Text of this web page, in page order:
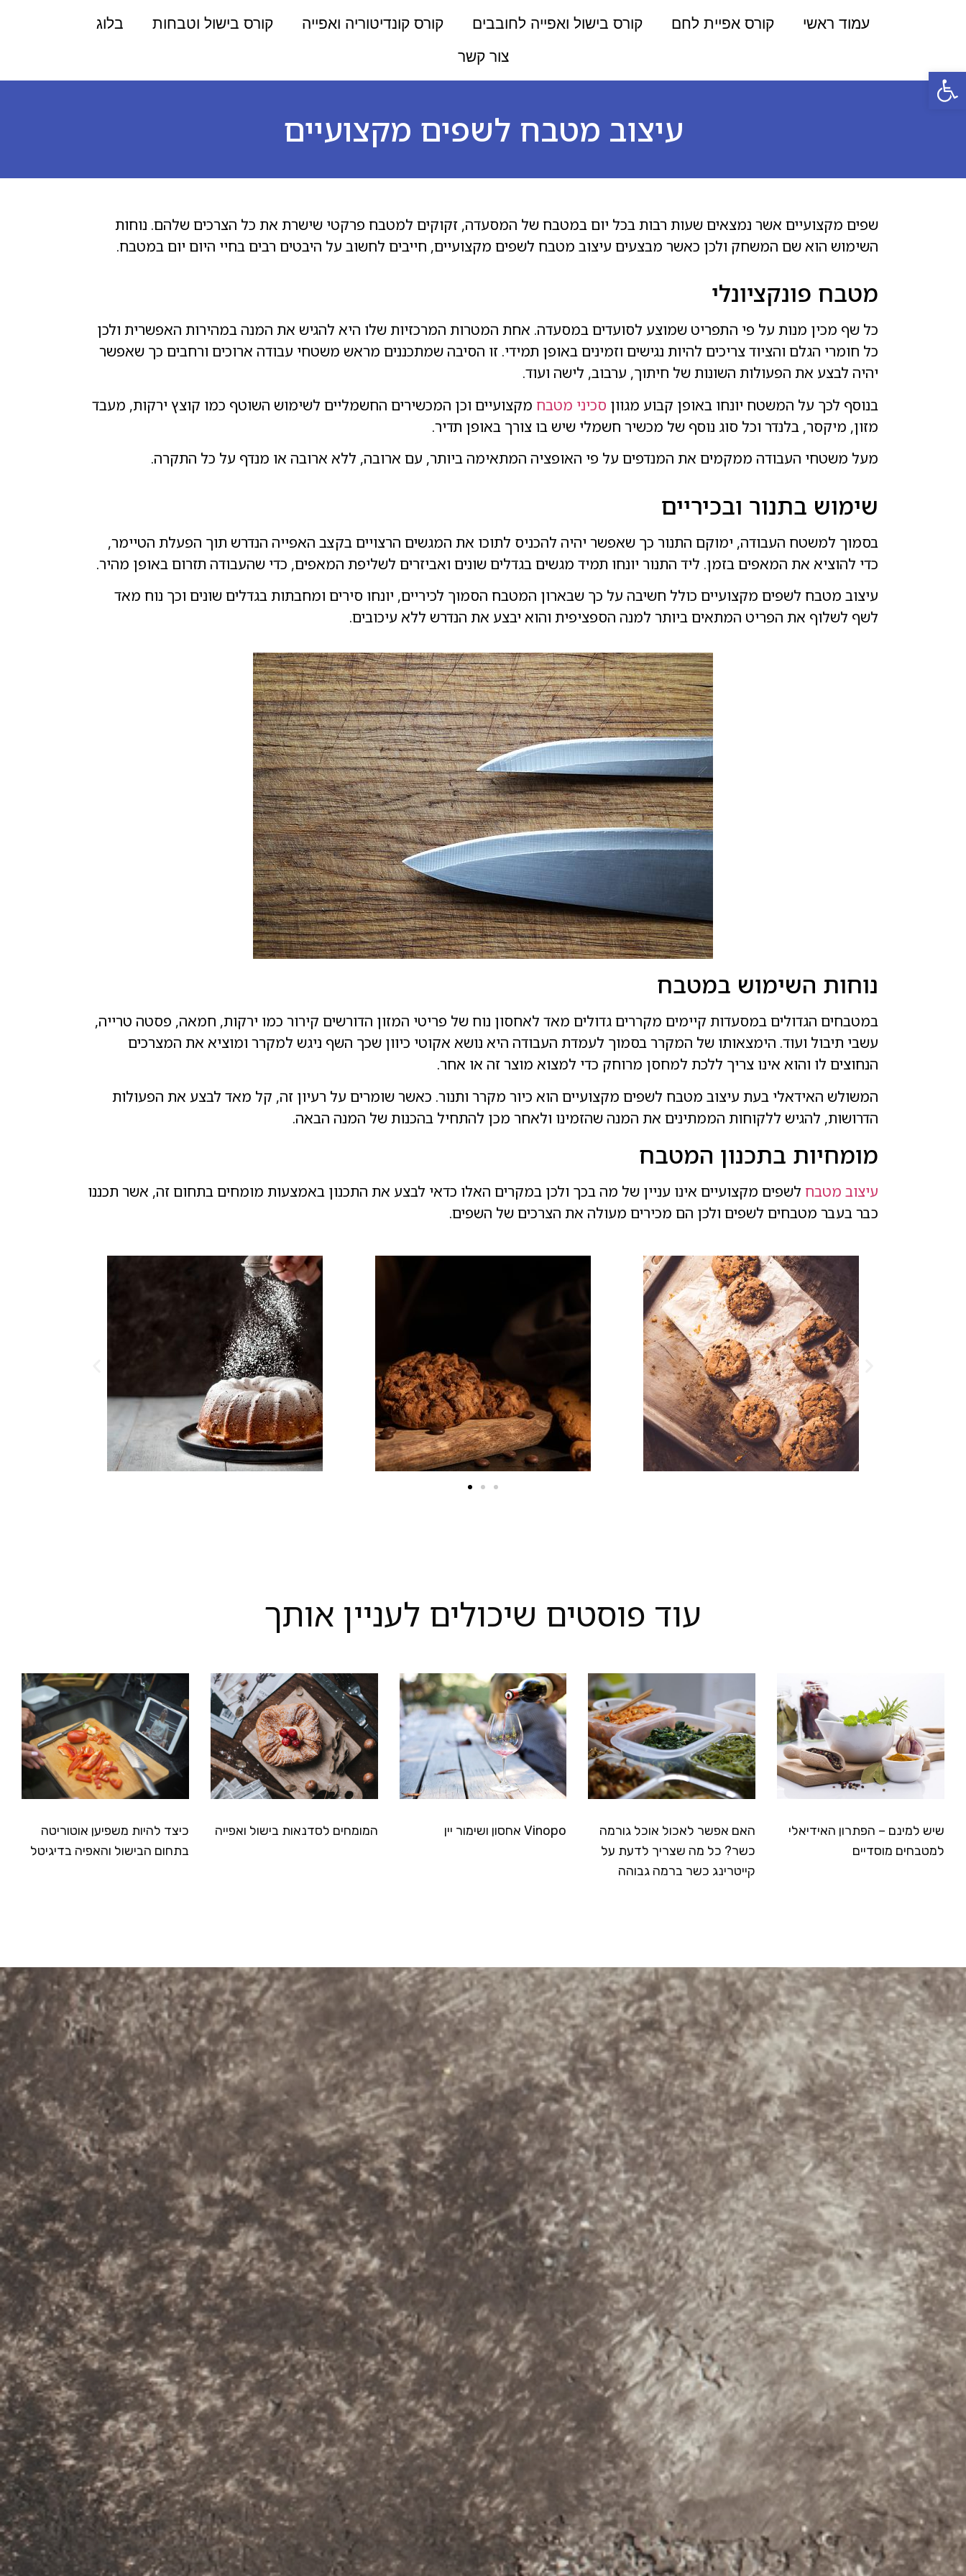
פתח סרגל נגישות
עמוד ראשי קורס אפיית לחם קורס בישול ואפייה לחובבים קורס קונדיטוריה ואפייה קורס בישול וטבחות
בלוג
צור קשר
עיצוב מטבח לשפים מקצועיים
שפים מקצועיים אשר נמצאים שעות רבות בכל יום במטבח של המסעדה, זקוקים למטבח פרקטי שישרת את כל הצרכים שלהם. נוחות
השימוש הוא שם המשחק ולכן כאשר מבצעים עיצוב מטבח לשפים מקצועיים, חייבים לחשוב על היבטים רבים בחיי היום יום במטבח.
מטבח פונקציונלי
כל שף מכין מנות על פי התפריט שמוצע לסועדים במסעדה. אחת המטרות המרכזיות שלו היא להגיש את המנה במהירות האפשרית ולכן
כל חומרי הגלם והציוד צריכים להיות נגישים וזמינים באופן תמידי. זו הסיבה שמתכננים מראש משטחי עבודה ארוכים ורחבים כך שאפשר
יהיה לבצע את הפעולות השונות של חיתוך, ערבוב, לישה ועוד.
בנוסף לכך על המשטח יונחו באופן קבוע מגוון סכיני מטבח מקצועיים וכן המכשירים החשמליים לשימוש השוטף כמו קוצץ ירקות, מעבד
מזון, מיקסר, בלנדר וכל סוג נוסף של מכשיר חשמלי שיש בו צורך באופן תדיר.
מעל משטחי העבודה ממקמים את המנדפים על פי האופציה המתאימה ביותר, עם ארובה, ללא ארובה או מנדף על כל התקרה.
שימוש בתנור ובכיריים
בסמוך למשטח העבודה, ימוקם התנור כך שאפשר יהיה להכניס לתוכו את המגשים הרצויים בקצב האפייה הנדרש תוך הפעלת הטיימר,
כדי להוציא את המאפים בזמן. ליד התנור יונחו תמיד מגשים בגדלים שונים ואביזרים לשליפת המאפים, כדי שהעבודה תזרום באופן מהיר.
עיצוב מטבח לשפים מקצועיים כולל חשיבה על כך שבארון המטבח הסמוך לכיריים, יונחו סירים ומחבתות בגדלים שונים וכך נוח מאד
לשף לשלוף את הפריט המתאים ביותר למנה הספציפית והוא יבצע את הנדרש ללא עיכובים.
נוחות השימוש במטבח
במטבחים הגדולים במסעדות קיימים מקררים גדולים מאד לאחסון נוח של פריטי המזון הדורשים קירור כמו ירקות, חמאה, פסטה טרייה,
עשבי תיבול ועוד. הימצאותו של המקרר בסמוך לעמדת העבודה היא נושא אקוטי כיוון שכך השף ניגש למקרר ומוציא את המצרכים
הנחוצים לו והוא אינו צריך ללכת למחסן מרוחק כדי למצוא מוצר זה או אחר.
המשולש האידאלי בעת עיצוב מטבח לשפים מקצועיים הוא כיור מקרר ותנור. כאשר שומרים על רעיון זה, קל מאד לבצע את הפעולות
הדרושות, להגיש ללקוחות הממתינים את המנה שהזמינו ולאחר מכן להתחיל בהכנות של המנה הבאה.
מומחיות בתכנון המטבח
עיצוב מטבח לשפים מקצועיים אינו עניין של מה בכך ולכן במקרים האלו כדאי לבצע את התכנון באמצעות מומחים בתחום זה, אשר תכננו
כבר בעבר מטבחים לשפים ולכן הם מכירים מעולה את הצרכים של השפים.
עוד פוסטים שיכולים לעניין אותך
שיש למינם – הפתרון האידיאלי
למטבחים מוסדיים
האם אפשר לאכול אוכל גורמה
כשר? כל מה שצריך לדעת על
קייטרינג כשר ברמה גבוהה
Vinopo אחסון ושימור יין המומחים לסדנאות בישול ואפייה
כיצד להיות משפיען אוטוריטה
בתחום הבישול והאפיה בדיגיטל